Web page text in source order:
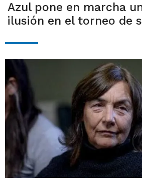
Azul pone en marcha
ilusión en el torneo de